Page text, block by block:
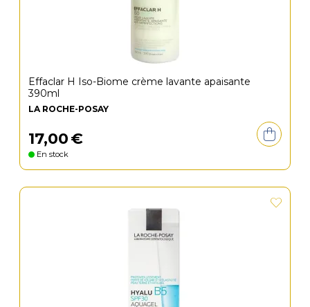
Effaclar H Iso-Biome crème lavante apaisante
390ml
LA ROCHE-POSAY
17,00€
En stock